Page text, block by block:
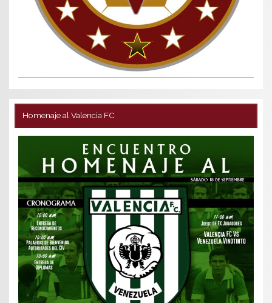
Homenaje al Valencia FC